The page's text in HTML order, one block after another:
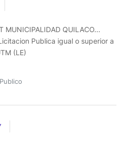
MUNICIPALIDAD QUILACO...
Publica igual o superior a
(LE)